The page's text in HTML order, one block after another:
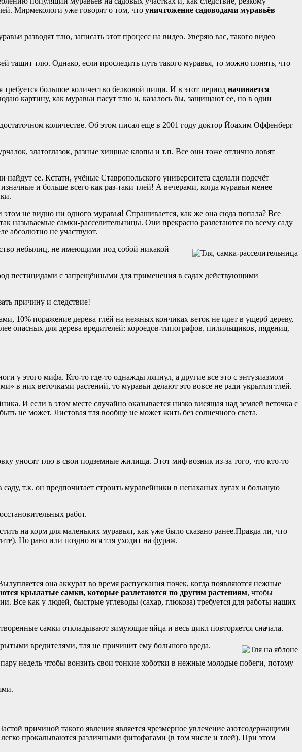
Мирмекологи уже говорят о том, что уничтожение садоводами муравьёв
разводят тлю, записать этот процесс на видео. Уверяю вас, такого видео
тащит тлю. Однако, если проследить путь такого муравья, то можно понять, что
большое количество белковой пищи. И в этот период начинается
картину, как муравьи пасут тлю и, казалось бы, защищают ее, но в один
количестве. Об этом писал еще в 2001 году доктор Йоахим Оффенберг
златоглазок, разные хищные клопы и т.п. Все они тоже отлично ловят
найдут ее. Кстати, учёные Ставропольского университета сделали подсчёт
и больше всего как раз-таки тлей! А вечерами, когда муравьи менее
не видно ни одного муравья! Спрашивается, как же она сюда попала? Все
называемые самки-расселительницы. Они прекрасно разлетаются по всему саду
абсолютно не участвуют.
небылиц, не имеющими под собой никакой
пестицидами с запрещёнными для применения в садах действующими
причину и следствие!
10% поражение дерева тлёй на нежных кончиках веток не идет в ущерб дереву,
опасных для дерева вредителей: короедов-типографов, пилильщиков, пядениц,
у этого мифа. Кто-то где-то однажды ляпнул, а другие все это с энтузиазмом
в них веточками растений, то муравьи делают это вовсе не ради укрытия тлей.
И если в этом месте случайно оказывается низко висящая над землей веточка с
не может. Листовая тля вообще не может жить без солнечного света.
уносят тлю в свои подземные жилища. Этот миф возник из-за того, что кто-то
саду, т.к. он предпочитает строить муравейники в непаханых лугах и большую
работ.
на корм для маленьких муравьят, как уже было сказано ранее.Правда ли, что
Но рано или поздно вся тля уходит на фураж.
она аккурат во время распускания почек, когда появляются нежные
крылатые самки, которые разлетаются по другим растениям, чтобы
Все как у людей, быстрые углеводы (сахар, глюкоза) требуется для работы наших
самки откладывают зимующие яйца и весь цикл повторяется сначала.
вредителями, тля не причинит ему большого вреда.
пару недель чтобы вонзить свои тонкие хоботки в нежные молодые побеги, потому
причиной такого явления является чрезмерное увлечение азотсодержащими
прокалываются различными фитофагами (в том числе и тлей). При этом